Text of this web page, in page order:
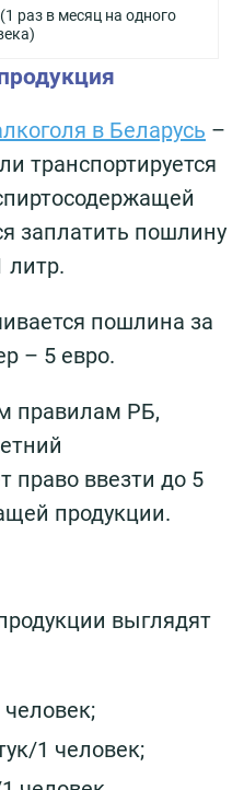
раз в месяц на одного
в Беларусь –
транспортируется
заплатить пошлину
литр.
пошлина за
– 5 евро.
правилам РБ,
право ввезти до 5
продукции.
выглядят
1 человек;